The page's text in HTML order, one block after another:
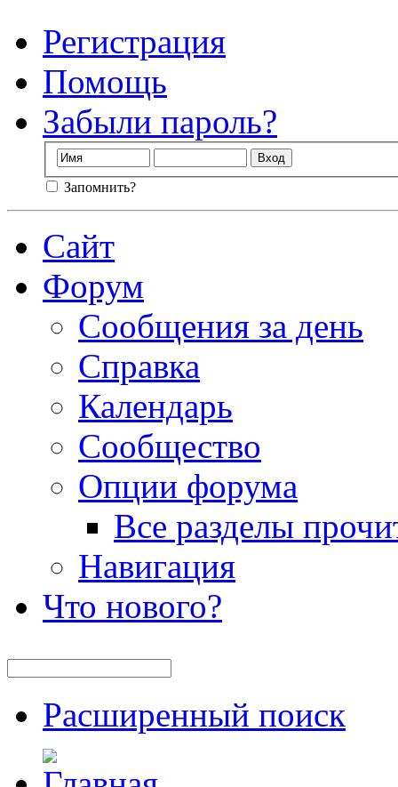
Регистрация
Помощь
Забыли пароль?
Запомнить?
Сайт
Форум
Сообщения за день
Справка
Календарь
Сообщество
Опции форума
Все разделы
Навигация
Что нового?
Расширенный поиск